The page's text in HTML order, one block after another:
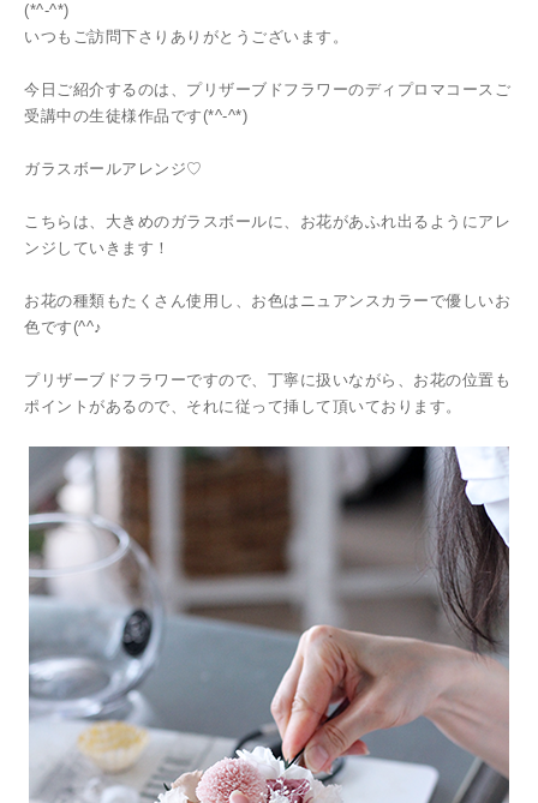
(*^-^*)
いつもご訪問下さりありがとうございます。
今日ご紹介するのは、プリザーブドフラワーのディプロマコースご
受講中の生徒様作品です(*^-^*)
ガラスボールアレンジ♡
こちらは、大きめのガラスボールに、お花があふれ出るようにアレ
ンジしていきます！
お花の種類もたくさん使用し、お色はニュアンスカラーで優しいお
色です(^^♪
プリザーブドフラワーですので、丁寧に扱いながら、お花の位置も
ポイントがあるので、それに従って挿して頂いております。